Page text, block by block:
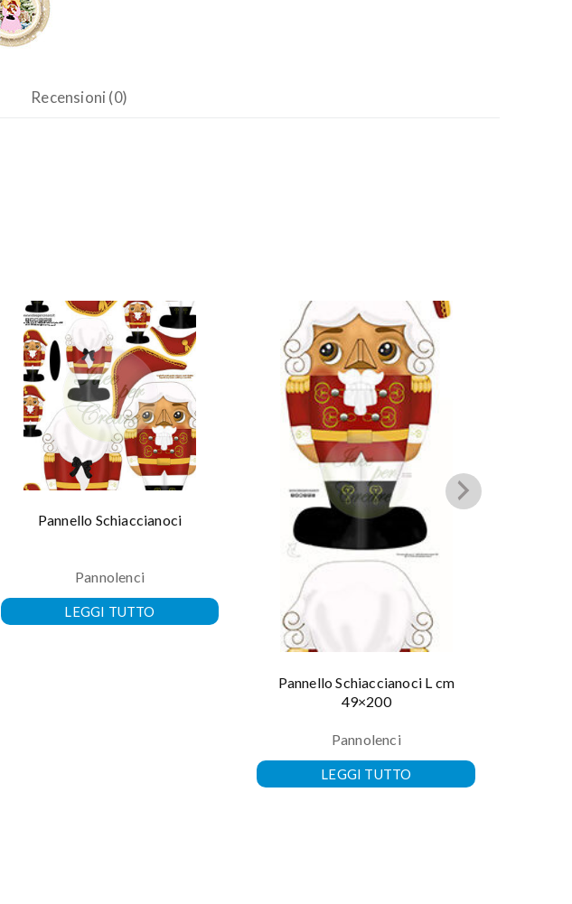
Recensioni (0)
Pannello Schiaccianoci
Pannolenci
LEGGI TUTTO
Pannello Schiaccianoci L cm
49×200
Pannolenci
LEGGI TUTTO